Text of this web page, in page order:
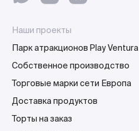
Наши проекты
Парк атракционов Play Ventura
Собственное производство
Торговые марки сети Европа
Доставка продуктов
Торты на заказ